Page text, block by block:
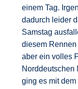
einem Tag.
dadurch leider
Samstag
diesem
aber ein volles
Norddeutschen
ging es mit